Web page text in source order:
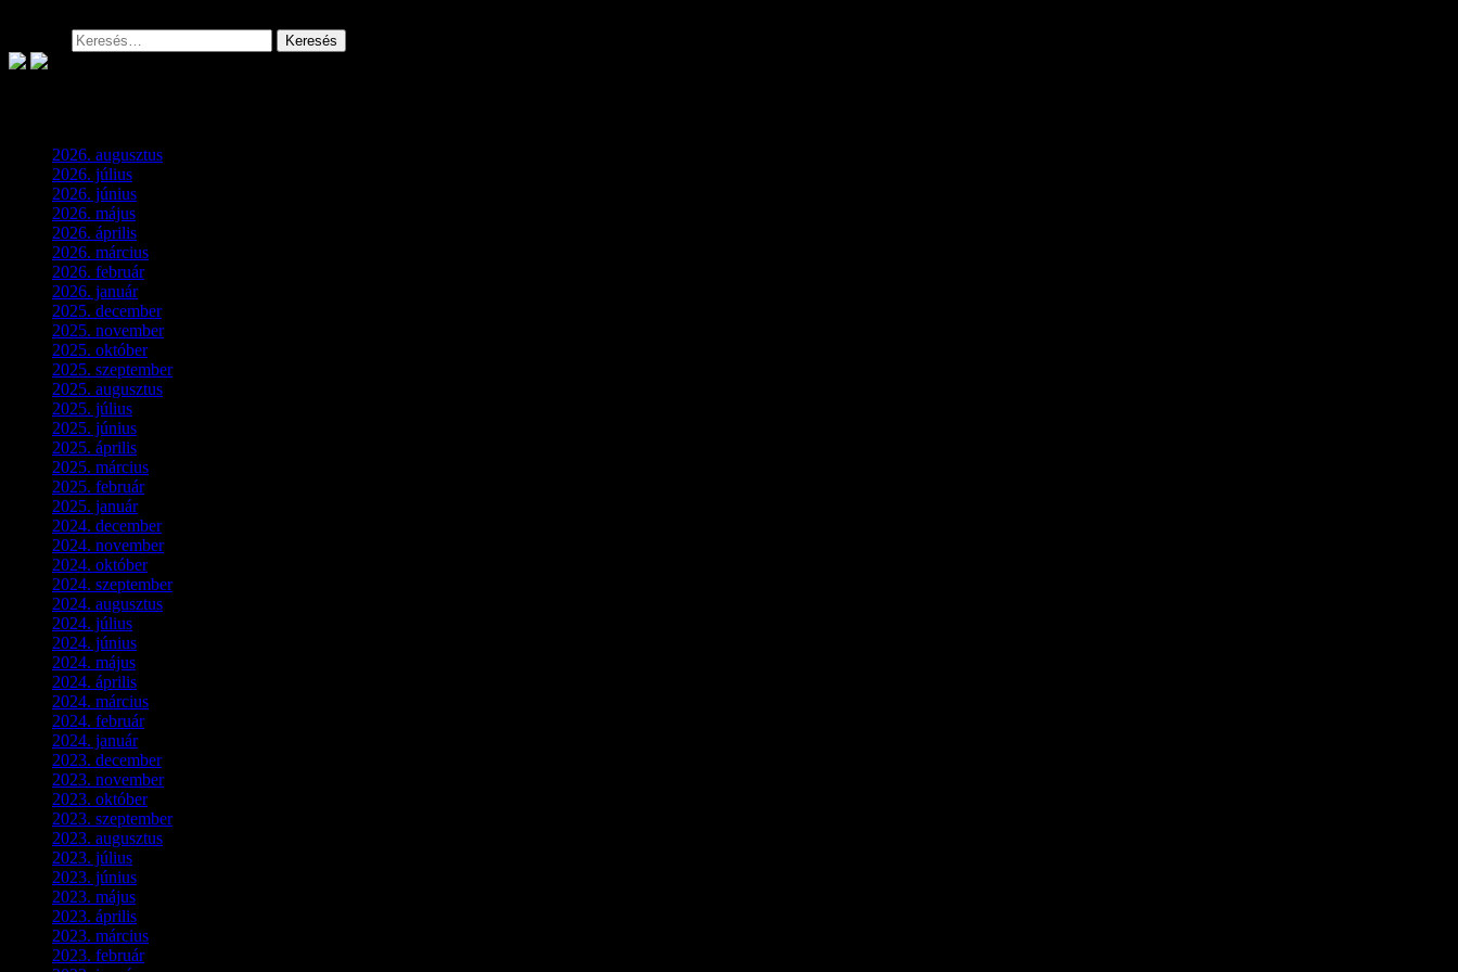
2026. augusztus
2026. július
2026. június
2026. május
2026. április
2026. március
2026. február(4)
2026. január(2)
2025. december(4)
2025. november(3)
2025. október(3)
2025. szeptember(5)
2025. augusztus
2025. július
2025. június
2025. április
2025. március
2025. február(7)
2025. január(3)
2024. december(3)
2024. november(7)
2024. október(6)
2024. szeptember(4)
2024. augusztus
2024. július
2024. június
2024. május
2024. április
2024. március
2024. február(9)
2024. január(3)
2023. december(1)
2023. november(1)
2023. október(5)
2023. szeptember(3)
2023. augusztus
2023. július
2023. június
2023. május
2023. április
2023. március
2023. február(4)